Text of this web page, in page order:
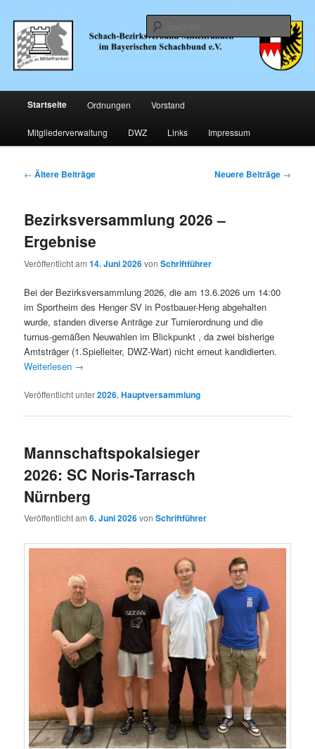
primären
Inhalt
springen
sekundären
Inhalt
springenSchachbezirk Mittelfranken
HauptmenüStartseite Ordnungen Vorstand
Mitgliederverwaltung DWZ Links Impressum
Beitragsnavigation
← Ältere Beiträge Neuere Beiträge →
Bezirksversammlung 2026 –
Ergebnise
Veröffentlicht am14. Juni 2026vonSchriftführer
Bei der Bezirksversammlung 2026, die am 13.6.2026 um 14:00
im Sportheim des Henger SV in Postbauer-Heng abgehalten
wurde, standen diverse Anträge zur Turnierordnung und die
turnus-gemäßen Neuwahlen im Blickpunkt , da zwei bisherige
Amtsträger (1.Spielleiter, DWZ-Wart) nicht erneut kandidierten.
Weiterlesen →
Veröffentlicht unter2026,Hauptversammlung
Mannschaftspokalsieger
2026: SC Noris-Tarrasch
Nürnberg
Veröffentlicht am6. Juni 2026vonSchriftführer